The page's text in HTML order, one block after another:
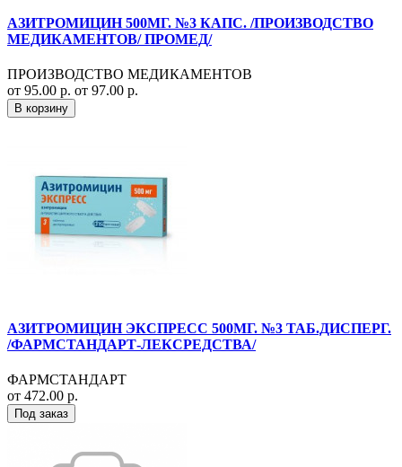
АЗИТРОМИЦИН 500МГ. №3 КАПС. /ПРОИЗВОДСТВО
МЕДИКАМЕНТОВ/ ПРОМЕД/
ПРОИЗВОДСТВО МЕДИКАМЕНТОВ
от 95.00 р. от 97.00 р.
В корзину
АЗИТРОМИЦИН ЭКСПРЕСС 500МГ. №3 ТАБ.ДИСПЕРГ.
/ФАРМСТАНДАРТ-ЛЕКСРЕДСТВА/
ФАРМСТАНДАРТ
от 472.00 р.
Под заказ